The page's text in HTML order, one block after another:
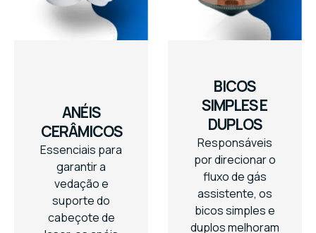
ANÉIS
CERÂMICOS
Essenciais para
garantir a
vedação e
suporte do
cabeçote de
BICOS
SIMPLES E
DUPLOS
Responsáveis
por direcionar o
fluxo de gás
assistente, os
bicos simples e
duplos melhoram